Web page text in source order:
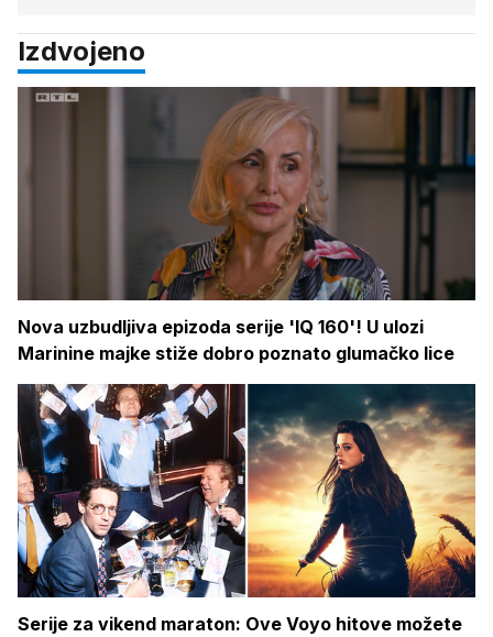
Izdvojeno
Nova uzbudljiva epizoda serije 'IQ 160'! U ulozi
Marinine majke stiže dobro poznato glumačko lice
Serije za vikend maraton: Ove Voyo hitove možete